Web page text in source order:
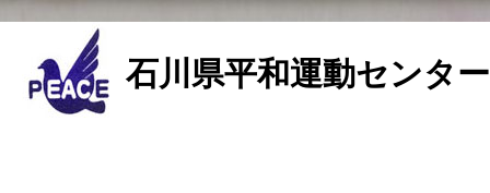
石川県平和運動センタ